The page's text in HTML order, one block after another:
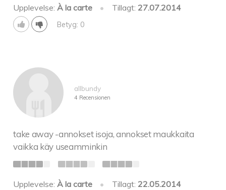
Upplevelse:À la carte • Tillagt: 27.07.2014
Betyg: 0
allbundy
4 Recensionen
take away -annokset isoja, annokset maukkaita
vaikka käy useamminkin
Upplevelse:À la carte • Tillagt: 22.05.2014